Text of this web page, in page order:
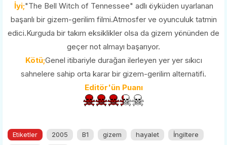
İyi;"The Bell Witch of Tennessee" adlı öyküden uyarlanan
başarılı bir gizem-gerilim filmi.Atmosfer ve oyunculuk tatmin
edici.Kurguda bir takım eksiklikler olsa da gizem yönünden de
geçer not almayı başarıyor.
Kötü;Genel itibariyle durağan ilerleyen yer yer sıkıcı
sahnelere sahip orta karar bir gizem-gerilim alternatifi.
Editör'ün Puanı
Etiketler 2005 B1 gizem hayalet
İngiltere